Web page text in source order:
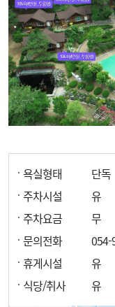
욕실형태
단독
주차시설
유
주차요금
무
문의전화
054-
휴게시설
유
식당/취사
유